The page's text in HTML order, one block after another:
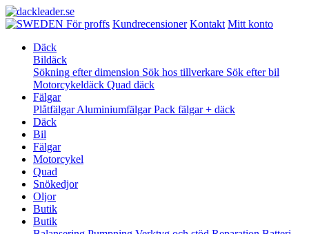
För proffs Kundrecensioner Kontakt Mitt konto
Däck
Bildäck
Sökning efter dimension Sök hos tillverkare Sök efter bil
Motorcykeldäck Quad däck
Fälgar
PlåtfälgarAluminiumfälgarPack fälgar + däck
Däck
Bil
Fälgar
Motorcykel
Quad
Snökedjor
Oljor
Butik
Butik